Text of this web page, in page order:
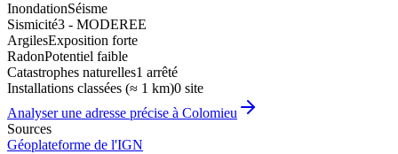
InondationSéisme
Sismicité3 - MODEREE
ArgilesExposition forte
RadonPotentiel faible
Catastrophes naturelles1 arrêté
Installations classées (≈ 1 km)0 site
Analyser une adresse précise à Colomieu
Sources
Géoplateforme de l'IGN